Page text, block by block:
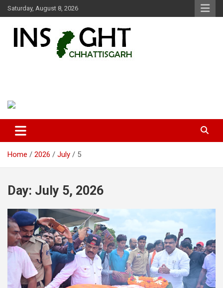
Skip
to
Saturday, August 8, 2026
Home 2026 July 5
Day: July 5, 2026